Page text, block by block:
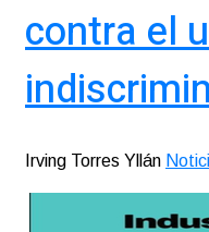
contra el
Irving Torres Yllán